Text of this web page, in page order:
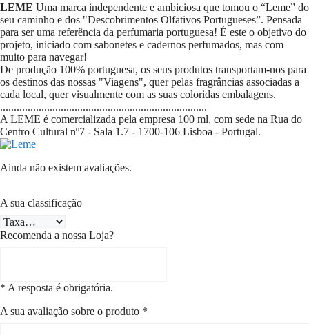
LEME Uma marca independente e ambiciosa que tomou o “Leme” do
seu caminho e dos "Descobrimentos Olfativos Portugueses”. Pensada
para ser uma referência da perfumaria portuguesa! É este o objetivo do
projeto, iniciado com sabonetes e cadernos perfumados, mas com
muito para navegar!
De produção 100% portuguesa, os seus produtos transportam-nos para
os destinos das nossas "Viagens", quer pelas fragrâncias associadas a
cada local, quer visualmente com as suas coloridas embalagens.
...........................................................................
A LEME é comercializada pela empresa 100 ml, com sede na Rua do
Centro Cultural nº7 - Sala 1.7 - 1700-106 Lisboa - Portugal.
Ainda não existem avaliações.
A sua classificação
Recomenda a nossa Loja?
* A resposta é obrigatória.
A sua avaliação sobre o produto *